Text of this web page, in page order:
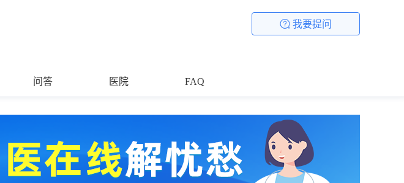
我要提问
问答 医院 FAQ